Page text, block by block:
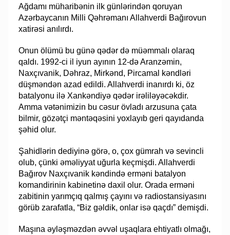
Ağdamı müharibənin ilk günlərindən qoruyan
Azərbaycanın Milli Qəhrəmanı Allahverdi Bağırovun
xatirəsi anılırdı.
Onun ölümü bu günə qədər də müəmmalı olaraq
qaldı. 1992-ci il iyun ayının 12-də Aranzəmin,
Naxçıvanik, Dəhraz, Mirkənd, Pircamal kəndləri
düşməndən azad edildi. Allahverdi inanırdı ki, öz
batalyonu ilə Xankəndiyə qədər irəliləyəcəkdir.
Amma vətənimizin bu cəsur övladı arzusuna çata
bilmir, gözətçi məntəqəsini yoxlayıb geri qayıdanda
şəhid olur.
Şahidlərin dediyinə görə, o, çox gümrah və sevincli
olub, çünki əməliyyat uğurla keçmişdi. Allahverdi
Bağırov Naxçıvanik kəndində erməni batalyon
komandirinin kabinetinə daxil olur. Orada erməni
zabitinin yarımçıq qalmış çayını və radiostansiyasını
görüb zarafatla, “Biz gəldik, onlar isə qaçdı” demişdi.
Maşına əyləşməzdən əvvəl uşaqlara ehtiyatlı olmağı,